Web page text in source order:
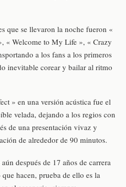
que se llevaron la noche fueron «
« Welcome to My Life », « Crazy
a los fans a los primeros
inevitable corear y bailar al ritmo
» en una versión acústica fue el
velada, dejando a los regios con
de una presentación vivaz y
de alrededor de 90 minutos.
después de 17 años de carrera
hacen, prueba de ello es la